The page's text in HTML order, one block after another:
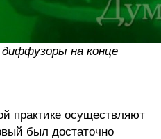
на конце
практике осуществляют
был достаточно